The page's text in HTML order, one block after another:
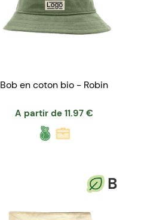
Bob en coton bio - Robin
A partir de 11.97 €
B